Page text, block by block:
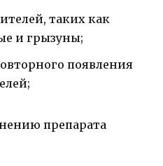
таких как
и грызуны;
появления
препарата